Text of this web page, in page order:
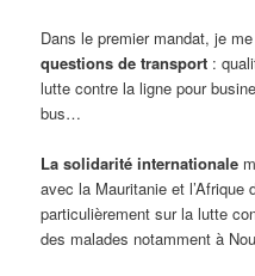
Dans le premier mandat, je
questions de transport :
lutte contre la ligne pour
bus…
La solidarité internationale
avec la Mauritanie et
particulièrement sur la lutte
des malades notamment à